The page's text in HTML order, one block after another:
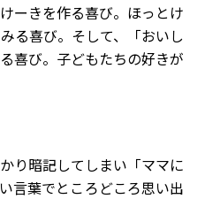
ーきを作る喜び。ほっとけ
る喜び。そして、「おいし
喜び。子どもたちの好きが
り暗記してしまい「ママに
言葉でところどころ思い出